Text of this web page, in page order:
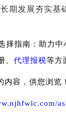
期发展夯实
择指南：助力
、 代理报税等方
容，供您浏览！